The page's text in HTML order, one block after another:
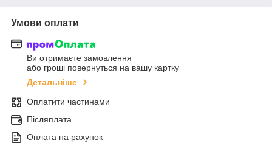
Умови оплати
Ви отримаєте замовлення
або гроші повернуться на вашу картку
Детальніше
Оплатити частинами
Післяплата
Оплата на рахунок